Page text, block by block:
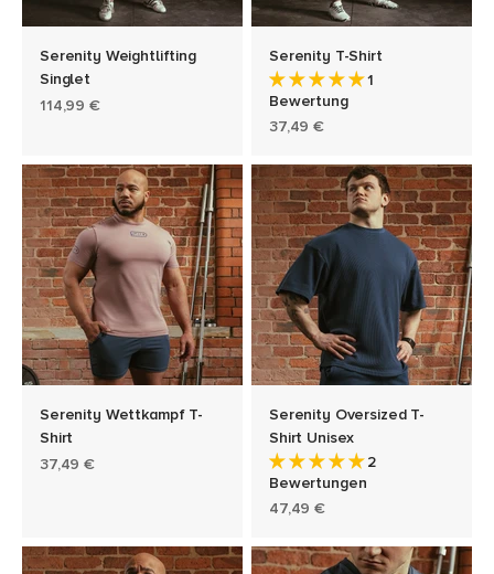
Serenity Weightlifting
Singlet
Angebot
114,99 €
Serenity T-Shirt
1
Bewertung
Angebot
37,49 €
Serenity Wettkampf T-
Shirt
Angebot
37,49 €
Serenity Oversized T-
Shirt Unisex
2
Bewertungen
Angebot
47,49 €